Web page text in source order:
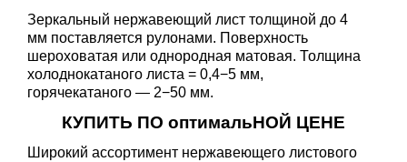
Зеркальный нержавеющий лист толщиной до 4
мм поставляется рулонами. Поверхность
шероховатая или однородная матовая. Толщина
холоднокатаного листа = 0,4−5 мм,
горячекатаного — 2−50 мм.
КУПИТЬ ПО оптимальНОЙ ЦЕНЕ
Широкий ассортимент нержавеющего листового